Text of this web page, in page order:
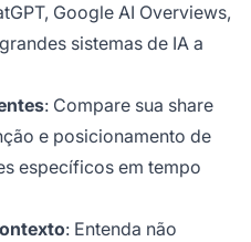
Google AI Overviews,
sistemas de IA a
: Compare sua share
e posicionamento de
específicos em tempo
: Entenda não